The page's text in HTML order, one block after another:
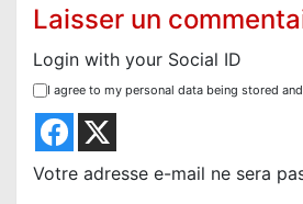
d
Laisser un
Login with your Social ID
I agree to my personal data being stored
Votre adresse e-mail ne sera